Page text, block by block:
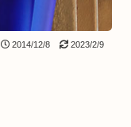
2014/12/8 2023/2/9